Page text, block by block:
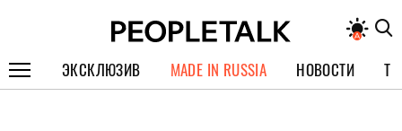
ЭКСКЛЮЗИВ MADE IN RUSSIA НОВОСТИ